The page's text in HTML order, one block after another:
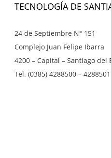
TECNOLOGÍA DE
24 de Septiembre N° 151
Complejo Juan Felipe Ibarra
4200 – Capital – Santiago del
Tel. (0385) 4288500 –